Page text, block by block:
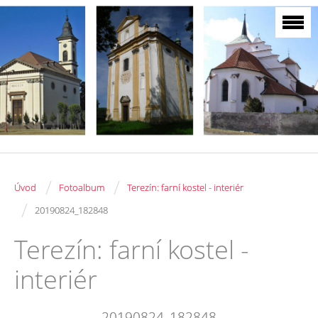
Úvod / Fotoalbum / Terezín: farní kostel - interiér
/ 20190824_182848
Terezín: farní kostel -
interiér